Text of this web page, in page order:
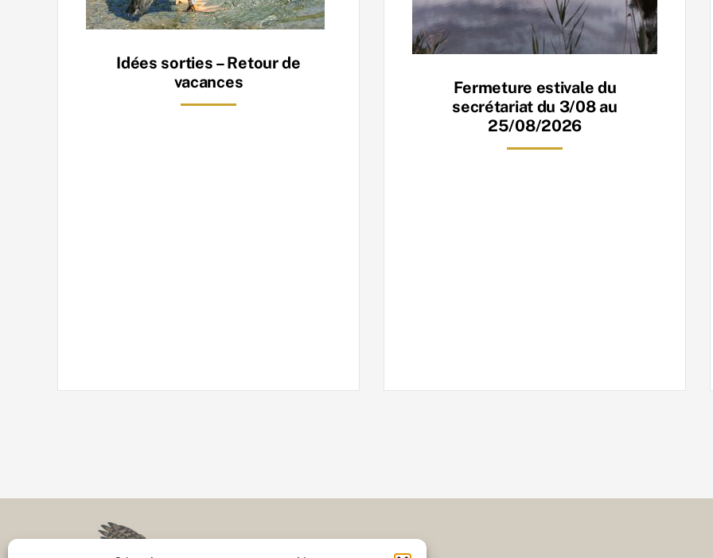
Idées sorties – Retour de
vacances
Fermeture estivale du
secrétariat du 3/08 au
25/08/2026